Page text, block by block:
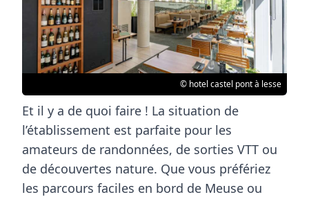
© hotel castel pont à lesse
Et il y a de quoi faire ! La situation de
l’établissement est parfaite pour les
amateurs de randonnées, de sorties VTT ou
de découvertes nature. Que vous préfériez
les parcours faciles en bord de Meuse ou